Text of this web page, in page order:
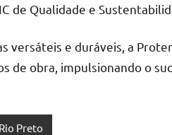
de Qualidade e
e duráveis, a
de obra, impulsionando o
Preto